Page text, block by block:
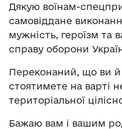
Дякую воїнам-
самовіддане
мужність, героїзм та
справу оборони
Переконаний, що ви й
стоятимете на варті
територіальної
Бажаю вам і вашим